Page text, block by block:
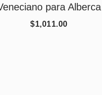
para Alberca
$1,011.00